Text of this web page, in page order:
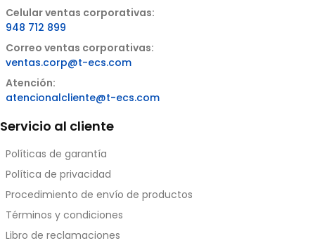
Celular ventas corporativas:
948 712 899
Correo ventas corporativas:
ventas.corp@t-ecs.com
Atención:
atencionalcliente@t-ecs.com
Servicio al cliente
Políticas de garantía
Política de privacidad
Procedimiento de envío de productos
Términos y condiciones
Libro de reclamaciones